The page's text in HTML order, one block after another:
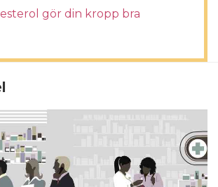
gör din kropp bra